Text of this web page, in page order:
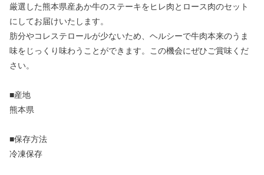
厳選した熊本県産あか牛のステーキをヒレ肉とロース肉のセット
にしてお届けいたします。
肪分やコレステロールが少ないため、ヘルシーで牛肉本来のうま
味をじっくり味わうことができます。この機会にぜひご賞味くだ
さい。
■産地
熊本県
■保存方法
冷凍保存